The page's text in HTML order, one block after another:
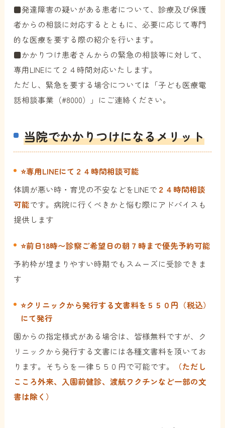
■発達障害の疑いがある患者について、診療及び保護
者からの相談に対応するとともに、必要に応じて専門
的な医療を要する際の紹介を行います。
■かかりつけ患者さんからの緊急の相談等に対して、
専用LINEにて２４時間対応いたします。
ただし、緊急を要する場合については「子ども医療電
話相談事業（#8000）」にご連絡ください。
当院でかかりつけになるメリット
⭐️専用LINEにて２４時間相談可能
体調が悪い時・育児の不安などをLINEで ２４時間相談
可能です。 病院に行くべきかと悩む際にアドバイスも
提供します
⭐️前日18時〜診察ご希望日の朝７時まで優先予約可能
予約枠が埋まりやすい時期でもスムーズに受診できま
す
⭐️クリニックから発行する文書料を５５０円（税込）
にて発行
園からの指定様式がある場合は、皆様無料ですが、ク
リニックから発行する文書には各種文書料を頂いてお
ります。そちらを一律５５０円で可能です。
（ただし
こころ外来、入園前健診、渡航ワクチンなど一部の文
書は除く）